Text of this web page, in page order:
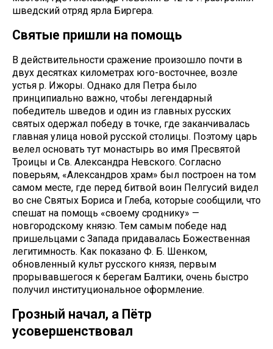
шведский отряд ярла Биргера.
Святые пришли на помощь
В действительности сражение произошло почти в
двух десятках километрах юго-восточнее, возле
устья р. Ижоры. Однако для Петра было
принципиально важно, чтобы легендарный
победитель шведов и один из главных русских
святых одержал победу в точке, где заканчивалась
главная улица новой русской столицы. Поэтому царь
велел основать тут монастырь во имя Пресвятой
Троицы и Св. Александра Невского. Согласно
поверьям, «Александров храм» был построен на том
самом месте, где перед битвой воин Пелгусий видел
во сне Святых Бориса и Глеба, которые сообщили, что
спешат на помощь «своему сроднику» —
новгородскому князю. Тем самым победе над
пришельцами с Запада придавалась Божественная
легитимность. Как показано Ф. Б. Шенком,
обновленный культ русского князя, первым
прорывавшегося к берегам Балтики, очень быстро
получил институциональное оформление.
Грозный начал, а Пётр
усовершенствовал